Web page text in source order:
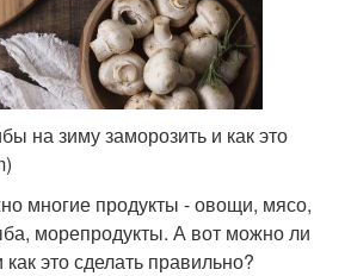
на зиму заморозить и как это
многие продукты - овощи, мясо,
морепродукты. А вот можно ли
это сделать правильно?